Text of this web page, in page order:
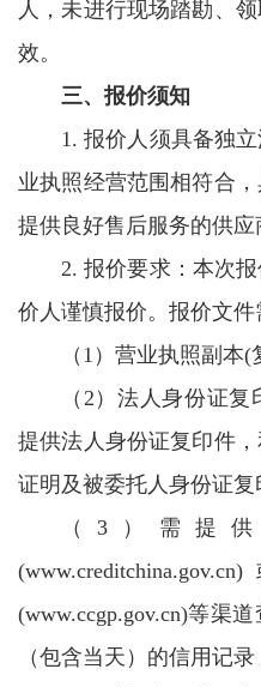
人，未进行现场踏勘、
效。
三、报价须知
1. 报价人须具备独
业执照经营范围相符合
提供良好售后服务的供应
2. 报价要求：本次
价人谨慎报价。报价文件
（1）营业执照副本(
（2）法人身份证
提供法人身份证复印件
证明及被委托人身份证复
（3）需提
(www.creditchina.gov.cn)
(www.ccgp.gov.cn)等渠
（包含当天）的信用记录